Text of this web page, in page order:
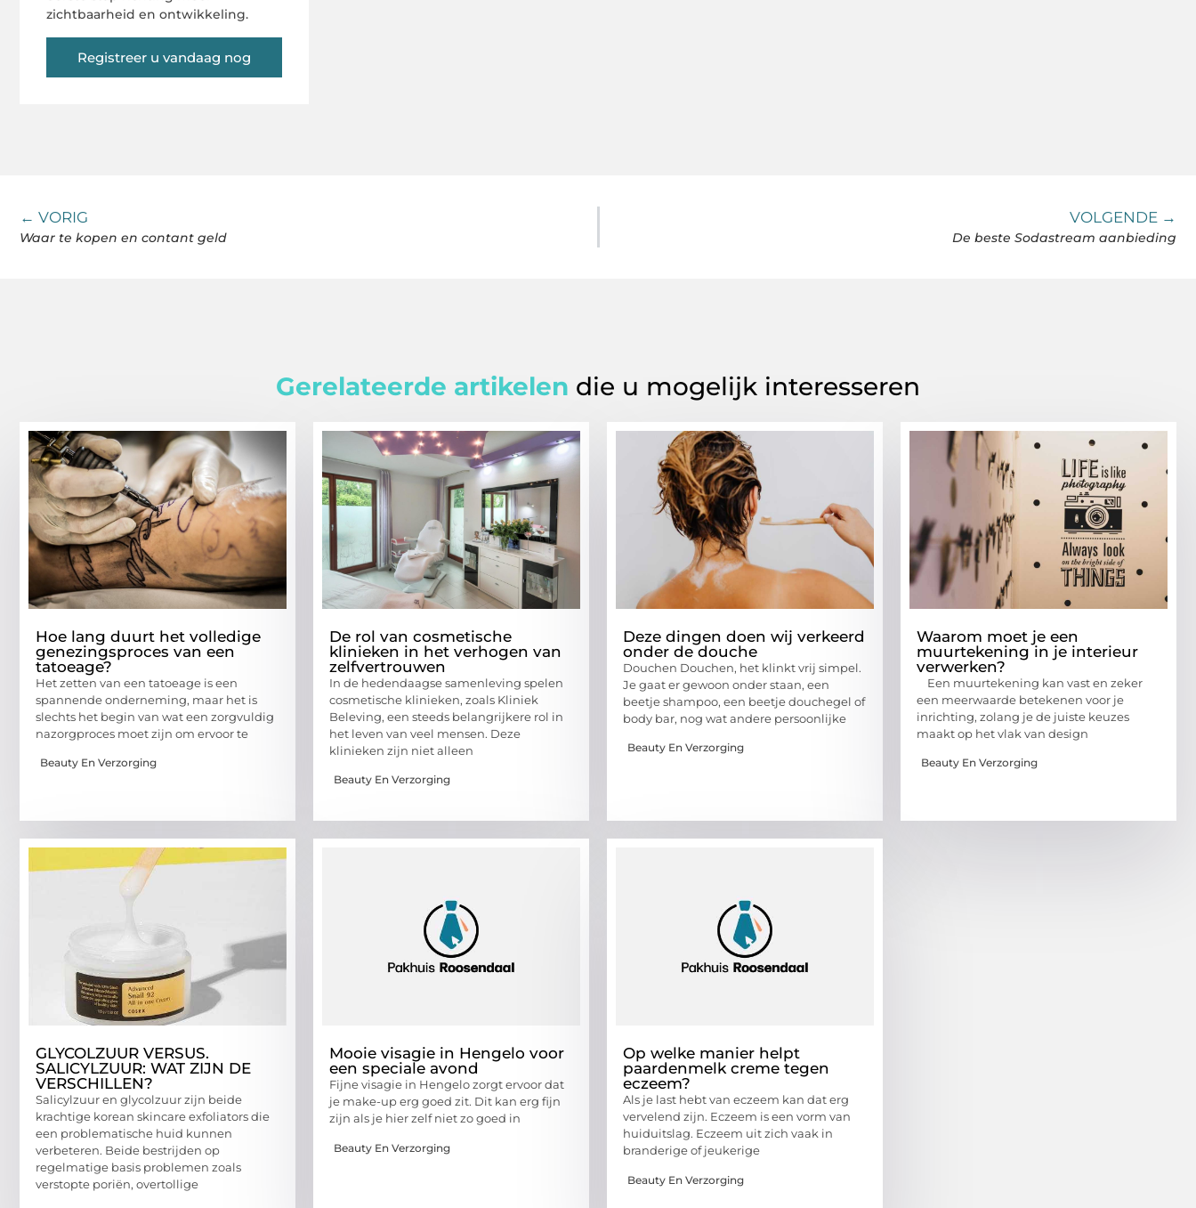
zichtbaarheid en ontwikkeling.
Registreer u vandaag nog
← VORIG
Waar te kopen en contant geld
VOLGENDE →
De beste Sodastream aanbieding
Gerelateerde artikelen die u mogelijk interesseren
Hoe lang duurt het volledige
genezingsproces van een
tatoeage?
Het zetten van een tatoeage is een
spannende onderneming, maar het is
slechts het begin van wat een zorgvuldig
nazorgproces moet zijn om ervoor te
Beauty En Verzorging
De rol van cosmetische
klinieken in het verhogen van
zelfvertrouwen
In de hedendaagse samenleving spelen
cosmetische klinieken, zoals Kliniek
Beleving, een steeds belangrijkere rol in
het leven van veel mensen. Deze
klinieken zijn niet alleen
Beauty En Verzorging
Deze dingen doen wij verkeerd
onder de douche
Douchen Douchen, het klinkt vrij simpel.
Je gaat er gewoon onder staan, een
beetje shampoo, een beetje douchegel of
body bar, nog wat andere persoonlijke
Beauty En Verzorging
Waarom moet je een
muurtekening in je interieur
verwerken?
Een muurtekening kan vast en zeker
een meerwaarde betekenen voor je
inrichting, zolang je de juiste keuzes
maakt op het vlak van design
Beauty En Verzorging
GLYCOLZUUR VERSUS.
SALICYLZUUR: WAT ZIJN DE
VERSCHILLEN?
Salicylzuur en glycolzuur zijn beide
krachtige korean skincare exfoliators die
een problematische huid kunnen
verbeteren. Beide bestrijden op
regelmatige basis problemen zoals
verstopte poriën, overtollige
Mooie visagie in Hengelo voor
een speciale avond
Fijne visagie in Hengelo zorgt ervoor dat
je make-up erg goed zit. Dit kan erg fijn
zijn als je hier zelf niet zo goed in
Beauty En Verzorging
Op welke manier helpt
paardenmelk creme tegen
eczeem?
Als je last hebt van eczeem kan dat erg
vervelend zijn. Eczeem is een vorm van
huiduitslag. Eczeem uit zich vaak in
branderige of jeukerige
Beauty En Verzorging